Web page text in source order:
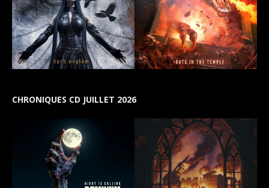
CHRONIQUES CD JUILLET 2026